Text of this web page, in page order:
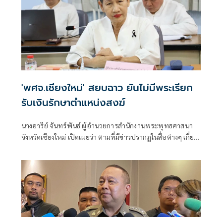
'พศจ.เชียงใหม่' สยบฉาว ยันไม่มีพระเรียก
รับเงินรักษาตำแหน่งสงฆ์
นางอารีย์ จันทร์พันธ์ ผู้อำนวยการสำนักงานพระพุทธศาสนา
จังหวัดเชียงใหม่ เปิดเผยว่า ตามที่มีข่าวปรากฏในสื่อต่างๆ เกี่ยว
ตำแหน่งสำคัญทางสงฆ์